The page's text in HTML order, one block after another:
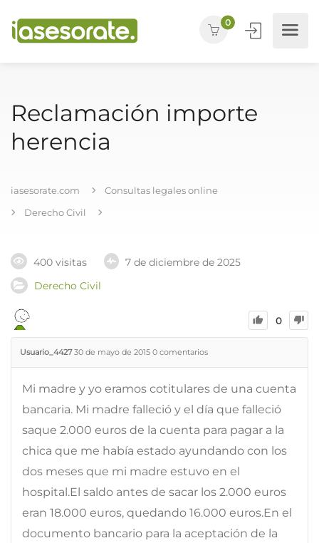
0
Reclamación importe
herencia
iasesorate.com
Consultas legales online
Derecho Civil
400 visitas
7 de diciembre de 2025
Derecho Civil
0
Usuario_4427 30 de mayo de 2015 0 comentarios
Mi madre y yo eramos cotitulares de una cuenta
bancaria. Mi madre falleció y el día que falleció
saque 2.000 euros de la cuenta para pagar a la
chica que me había estado ayundando con los
dos meses que mi madre estuvo en el
hospital.El saldo antes de sacar los 2.000 euros
eran 18.000 euros, quedando 16.000 euros.En el
documento bancario para la aceptación de la